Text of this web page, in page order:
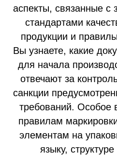
аспекты, связанные с
стандартами
продукции и
Вы узнаете, какие
для начала
отвечают за
санкции
требований. Особое
правилам
элементам на
языку,